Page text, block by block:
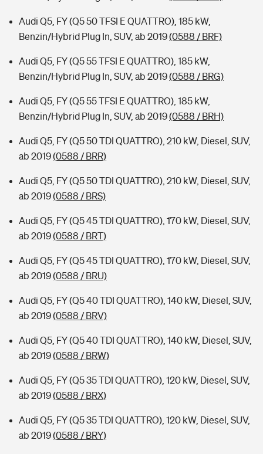
Audi Q5, FY (Q5 50 TFSI E QUATTRO), 185 kW,
Benzin/Hybrid Plug In, SUV, ab 2019(0588 / BRF)
Audi Q5, FY (Q5 55 TFSI E QUATTRO), 185 kW,
Benzin/Hybrid Plug In, SUV, ab 2019(0588 / BRG)
Audi Q5, FY (Q5 55 TFSI E QUATTRO), 185 kW,
Benzin/Hybrid Plug In, SUV, ab 2019(0588 / BRH)
Audi Q5, FY (Q5 50 TDI QUATTRO), 210 kW, Diesel, SUV,
ab 2019(0588 / BRR)
Audi Q5, FY (Q5 50 TDI QUATTRO), 210 kW, Diesel, SUV,
ab 2019(0588 / BRS)
Audi Q5, FY (Q5 45 TDI QUATTRO), 170 kW, Diesel, SUV,
ab 2019(0588 / BRT)
Audi Q5, FY (Q5 45 TDI QUATTRO), 170 kW, Diesel, SUV,
ab 2019(0588 / BRU)
Audi Q5, FY (Q5 40 TDI QUATTRO), 140 kW, Diesel, SUV,
ab 2019(0588 / BRV)
Audi Q5, FY (Q5 40 TDI QUATTRO), 140 kW, Diesel, SUV,
ab 2019(0588 / BRW)
Audi Q5, FY (Q5 35 TDI QUATTRO), 120 kW, Diesel, SUV,
ab 2019(0588 / BRX)
Audi Q5, FY (Q5 35 TDI QUATTRO), 120 kW, Diesel, SUV,
ab 2019(0588 / BRY)